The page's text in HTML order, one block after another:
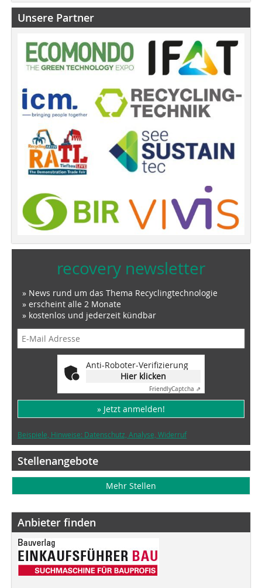
Unsere Partner
recovery newsletter
» News rund um das Thema Recyclingtechnologie
» erscheint alle 2 Monate
» kostenlos und jederzeit kündbar
Anti-Roboter-Verifizierung
Hier klicken
FriendlyCaptcha ⇗
» Jetzt anmelden!
Beispiele, Hinweise: Datenschutz, Analyse, Widerruf
Stellenangebote
Mehr Stellen
Anbieter finden